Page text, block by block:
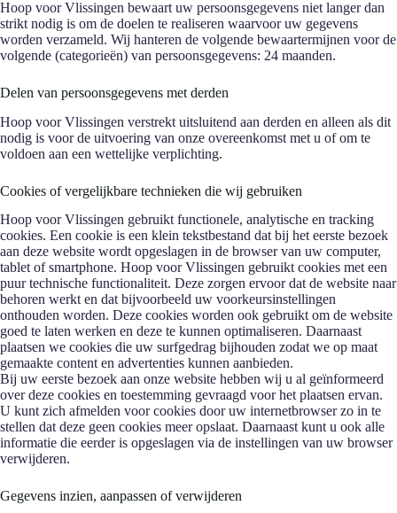
Hoop voor Vlissingen bewaart uw persoonsgegevens niet langer dan
strikt nodig is om de doelen te realiseren waarvoor uw gegevens
worden verzameld. Wij hanteren de volgende bewaartermijnen voor de
volgende (categorieën) van persoonsgegevens: 24 maanden.
Delen van persoonsgegevens met derden
Hoop voor Vlissingen verstrekt uitsluitend aan derden en alleen als dit
nodig is voor de uitvoering van onze overeenkomst met u of om te
voldoen aan een wettelijke verplichting.
Cookies of vergelijkbare technieken die wij gebruiken
Hoop voor Vlissingen gebruikt functionele, analytische en tracking
cookies. Een cookie is een klein tekstbestand dat bij het eerste bezoek
aan deze website wordt opgeslagen in de browser van uw computer,
tablet of smartphone. Hoop voor Vlissingen gebruikt cookies met een
puur technische functionaliteit. Deze zorgen ervoor dat de website naar
behoren werkt en dat bijvoorbeeld uw voorkeursinstellingen
onthouden worden. Deze cookies worden ook gebruikt om de website
goed te laten werken en deze te kunnen optimaliseren. Daarnaast
plaatsen we cookies die uw surfgedrag bijhouden zodat we op maat
gemaakte content en advertenties kunnen aanbieden.
Bij uw eerste bezoek aan onze website hebben wij u al geïnformeerd
over deze cookies en toestemming gevraagd voor het plaatsen ervan.
U kunt zich afmelden voor cookies door uw internetbrowser zo in te
stellen dat deze geen cookies meer opslaat. Daarnaast kunt u ook alle
informatie die eerder is opgeslagen via de instellingen van uw browser
verwijderen.
Gegevens inzien, aanpassen of verwijderen